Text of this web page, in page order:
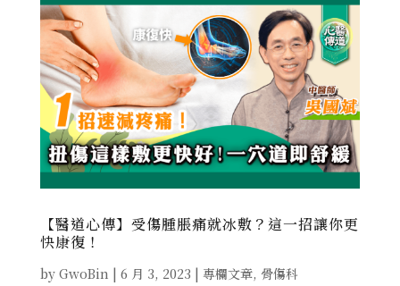
【醫道心傳】受傷腫脹痛就冰敷？這一招讓你更
快康復！
by GwoBin | 6 月 3, 2023 | 專欄文章, 骨傷科